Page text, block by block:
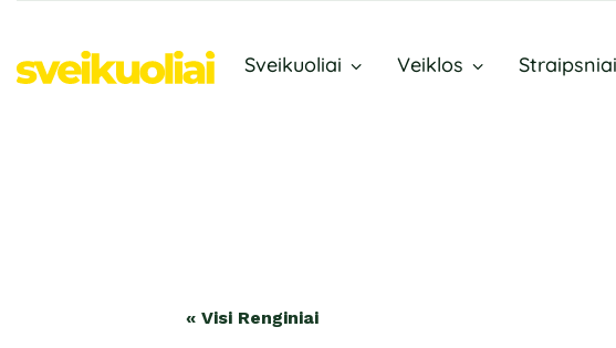
Sveikuoliai Veiklos Straipsniai
« Visi Renginiai